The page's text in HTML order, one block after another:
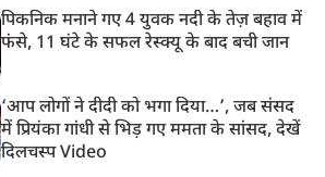
पिकनिक मनाने गए 4 युवक नदी के तेज़ बहाव में
फंसे, 11 घंटे के सफल रेस्क्यू के बाद बची जान
‘आप लोगों ने दीदी को भगा दिया…’, जब संसद
में प्रियंका गांधी से भिड़ गए ममता के सांसद, देखें
दिलचस्प Video